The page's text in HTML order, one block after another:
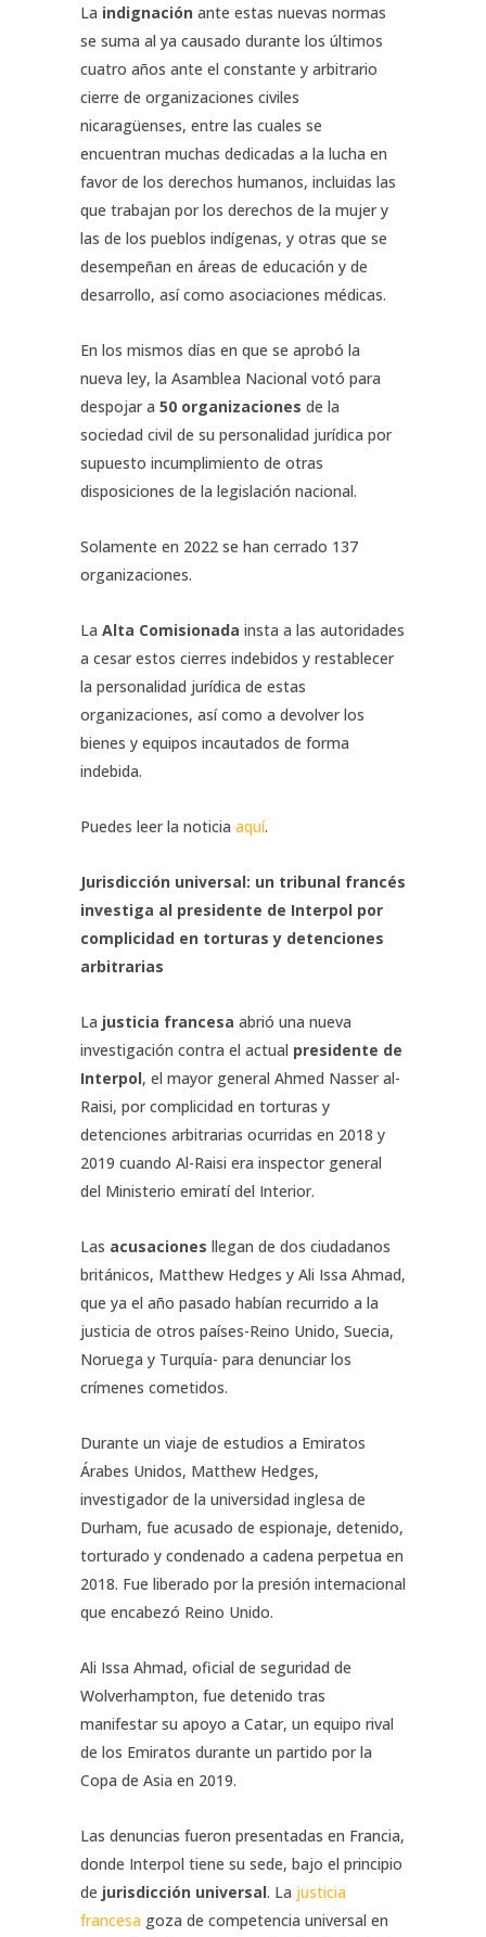
La indignación ante estas nuevas normas
se suma al ya causado durante los últimos
cuatro años ante el constante y arbitrario
cierre de organizaciones civiles
nicaragüenses, entre las cuales se
encuentran muchas dedicadas a la lucha en
favor de los derechos humanos, incluidas las
que trabajan por los derechos de la mujer y
las de los pueblos indígenas, y otras que se
desempeñan en áreas de educación y de
desarrollo, así como asociaciones médicas.
En los mismos días en que se aprobó la
nueva ley, la Asamblea Nacional votó para
despojar a 50 organizaciones de la
sociedad civil de su personalidad jurídica por
supuesto incumplimiento de otras
disposiciones de la legislación nacional.
Solamente en 2022 se han cerrado 137
organizaciones.
La Alta Comisionada insta a las autoridades
a cesar estos cierres indebidos y restablecer
la personalidad jurídica de estas
organizaciones, así como a devolver los
bienes y equipos incautados de forma
indebida.
Puedes leer la noticia aquí.
Jurisdicción universal: un tribunal francés
investiga al presidente de Interpol por
complicidad en torturas y detenciones
arbitrarias
La justicia francesa abrió una nueva
investigación contra el actual presidente de
Interpol, el mayor general Ahmed Nasser al-
Raisi, por complicidad en torturas y
detenciones arbitrarias ocurridas en 2018 y
2019 cuando Al-Raisi era inspector general
del Ministerio emiratí del Interior.
Las acusaciones llegan de dos ciudadanos
británicos, Matthew Hedges y Ali Issa Ahmad,
que ya el año pasado habían recurrido a la
justicia de otros países-Reino Unido, Suecia,
Noruega y Turquía- para denunciar los
crímenes cometidos.
Durante un viaje de estudios a Emiratos
Árabes Unidos, Matthew Hedges,
investigador de la universidad inglesa de
Durham, fue acusado de espionaje, detenido,
torturado y condenado a cadena perpetua en
2018. Fue liberado por la presión internacional
que encabezó Reino Unido.
Ali Issa Ahmad, oficial de seguridad de
Wolverhampton, fue detenido tras
manifestar su apoyo a Catar, un equipo rival
de los Emiratos durante un partido por la
Copa de Asia en 2019.
Las denuncias fueron presentadas en Francia,
donde Interpol tiene su sede, bajo el principio
de jurisdicción universal. La justicia
francesa goza de competencia universal en